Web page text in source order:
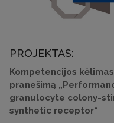
PROJEKTAS:
Kompetencijos
pranešimą
granulocyte colony-
synthetic receptor“